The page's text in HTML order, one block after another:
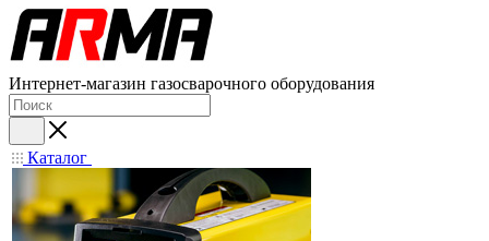
Интернет-магазин газосварочного оборудования
Каталог